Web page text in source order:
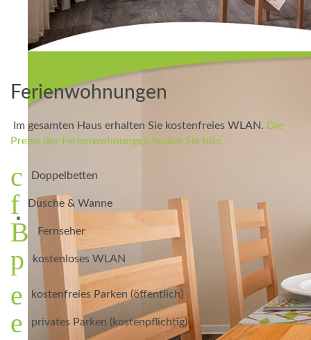
Ferienwohnungen
Im gesamten Haus erhalten Sie kostenfreies WLAN. Die
Preise der Ferienwohnungen finden Sie hier.
Doppelbetten
Dusche & Wanne
Fernseher
kostenloses WLAN
kostenfreies Parken (öffentlich)
privates Parken (kostenpflichtig)